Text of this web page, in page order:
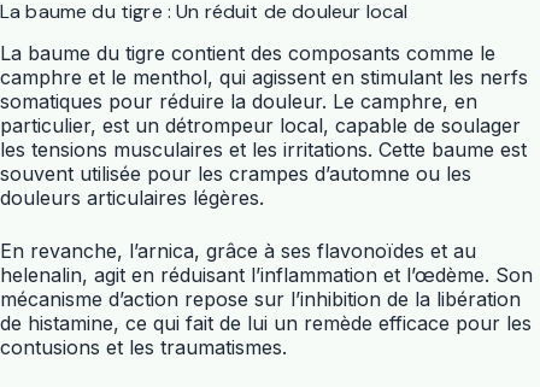
La baume du tigre : Un réduit de douleur local
La baume du tigre contient des composants comme le
camphre et le menthol, qui agissent en stimulant les nerfs
somatiques pour réduire la douleur. Le camphre, en
particulier, est un détrompeur local, capable de soulager
les tensions musculaires et les irritations. Cette baume est
souvent utilisée pour les crampes d’automne ou les
douleurs articulaires légères.
En revanche, l’arnica, grâce à ses flavonoïdes et au
helenalin, agit en réduisant l’inflammation et l’œdème. Son
mécanisme d’action repose sur l’inhibition de la libération
de histamine, ce qui fait de lui un remède efficace pour les
contusions et les traumatismes.